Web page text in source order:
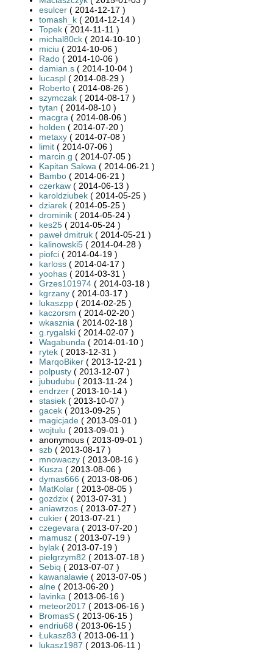
esulcer ( 2014-12-17 )
tomash_k ( 2014-12-14 )
Topek ( 2014-11-11 )
michal80ck ( 2014-10-10 )
miciu ( 2014-10-06 )
Rado ( 2014-10-06 )
damian.s ( 2014-10-04 )
lucaspl ( 2014-08-29 )
Roberto ( 2014-08-26 )
szymczak ( 2014-08-17 )
tytan ( 2014-08-10 )
macgra ( 2014-08-06 )
holden ( 2014-07-20 )
metaxy ( 2014-07-08 )
limit ( 2014-07-06 )
marcin.g ( 2014-07-05 )
Kapitan Sakwa ( 2014-06-21 )
Bambo ( 2014-06-21 )
czerkaw ( 2014-06-13 )
karoldziubek ( 2014-05-25 )
dziarek ( 2014-05-25 )
drominik ( 2014-05-24 )
kes25 ( 2014-05-24 )
paweł dmitruk ( 2014-05-21 )
kalinowski5 ( 2014-04-28 )
piofci ( 2014-04-19 )
karloss ( 2014-04-17 )
yoohas ( 2014-03-31 )
Grzes101974 ( 2014-03-18 )
kgrzany ( 2014-03-17 )
lukaszpp ( 2014-02-25 )
kaczorsm ( 2014-02-20 )
wkasznia ( 2014-02-18 )
g.rygalski ( 2014-02-07 )
Wagabunda ( 2014-01-10 )
rytek ( 2013-12-31 )
MarqoBiker ( 2013-12-21 )
polpusty ( 2013-12-07 )
jubudubu ( 2013-11-24 )
endrzer ( 2013-10-14 )
stasiek ( 2013-10-07 )
gacek ( 2013-09-25 )
magicjade ( 2013-09-01 )
wojtulu ( 2013-09-01 )
anonymous ( 2013-09-01 )
szb ( 2013-08-17 )
mnowaczy ( 2013-08-16 )
Kusza ( 2013-08-06 )
dymas666 ( 2013-08-06 )
MatKolar ( 2013-08-05 )
gozdzix ( 2013-07-31 )
aniawrzos ( 2013-07-27 )
cukier ( 2013-07-21 )
czegevara ( 2013-07-20 )
mamusz ( 2013-07-19 )
bylak ( 2013-07-19 )
pielgrzym82 ( 2013-07-18 )
Sebiq ( 2013-07-07 )
kawanalawie ( 2013-07-05 )
alne ( 2013-06-20 )
lavinka ( 2013-06-16 )
meteor2017 ( 2013-06-16 )
BromasS ( 2013-06-15 )
endriu68 ( 2013-06-15 )
Łukasz83 ( 2013-06-11 )
lukasz1987 ( 2013-06-11 )